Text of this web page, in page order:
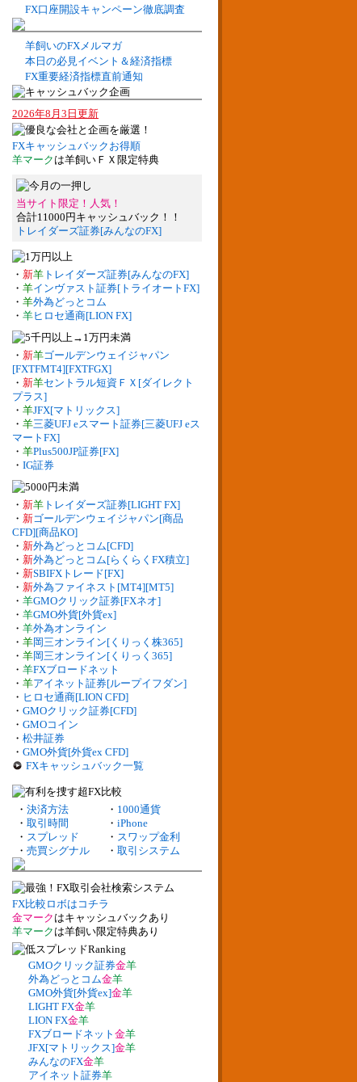
FX口座開設キャンペーン徹底調査
羊飼いのFXメルマガ
本日の必見イベント＆経済指標
FX重要経済指標直前通知
2026年8月3日更新
FXキャッシュバックお得順
羊マーク は羊飼いＦＸ限定特典
当サイト限定！人気！
合計11000円キャッシュバック！！
トレイダーズ証券[みんなのFX]
・ 新羊 トレイダーズ証券[みんなのFX]
・ 羊インヴァスト証券[トライオートFX]
・ 羊外為どっとコム
・ 羊ヒロセ通商[LION FX]
・ 新羊ゴールデンウェイジャパン
[FXTFMT4][FXTFGX]
・ 新羊セントラル短資ＦＸ[ダイレクト
プラス]
・ 羊JFX[マトリックス]
・ 羊三菱UFJ eスマート証券[三菱UFJ eス
マートFX]
・ 羊Plus500JP証券[FX]
・ IG証券
・ 新羊 トレイダーズ証券[LIGHT FX]
・ 新ゴールデンウェイジャパン[商品
CFD][商品KO]
・ 新外為どっとコム[CFD]
・ 新外為どっとコム[らくらくFX積立]
・ 新SBIFXトレード[FX]
・ 新外為ファイネスト[MT4][MT5]
・ 羊GMOクリック証券[FXネオ]
・ 羊GMO外貨[外貨ex]
・ 羊外為オンライン
・ 羊岡三オンライン[くりっく株365]
・ 羊岡三オンライン[くりっく365]
・ 羊FXブロードネット
・ 羊アイネット証券[ループイフダン]
・ ヒロセ通商[LION CFD]
・ GMOクリック証券[CFD]
・ GMOコイン
・ 松井証券
・ GMO外貨[外貨ex CFD]
FXキャッシュバック一覧
・ 決済方法 ・ 1000通貨
・ 取引時間 ・ iPhone
・ スプレッド ・ スワップ金利
・ 売買シグナル ・ 取引システム
FX比較ロボはコチラ
金マーク はキャッシュバックあり
羊マーク は羊飼い限定特典あり
GMOクリック証券金羊
外為どっとコム金羊
GMO外貨[外貨ex]金羊
LIGHT FX金羊
LION FX金羊
FXブロードネット 金羊
JFX[マトリックス]金羊
みんなのFX金羊
アイネット証券羊